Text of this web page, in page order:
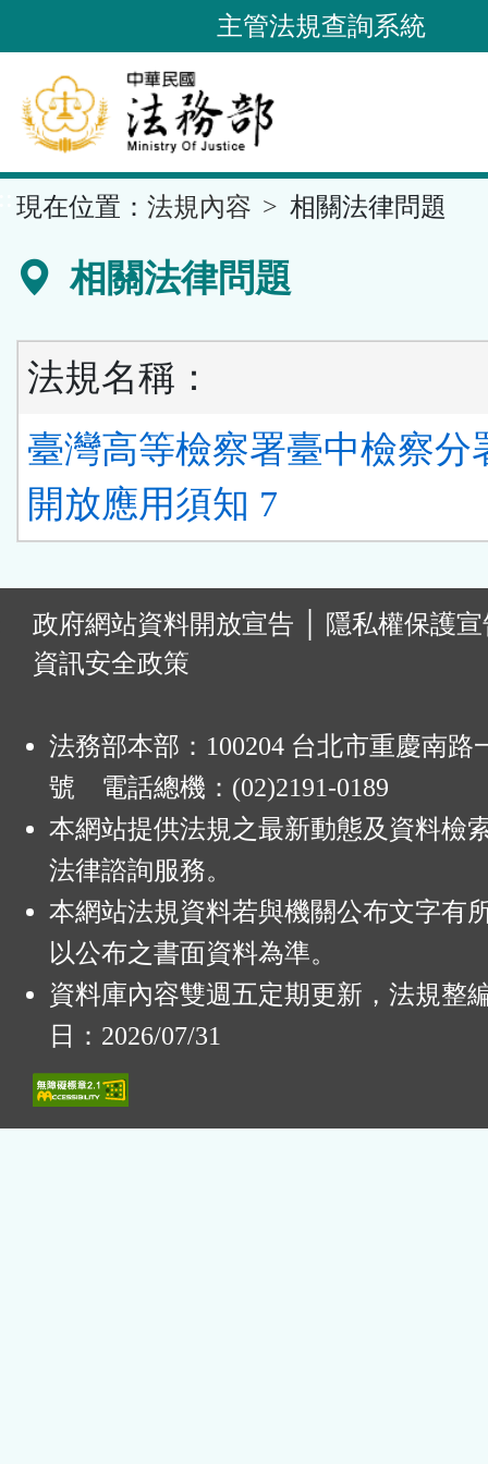
到
要
內
容
區
主管法規查詢系統
現在位置： 法規內容 相關法律問題
相關法律問題
法規名稱：
臺灣高等檢察署臺中檢察分
開放應用須知 7
政府網站資料開放宣告
隱私權保護
資訊安全政策
法務部本部：100204 台北市重慶南路
號 電話總機：(02)2191-0189
本網站提供法規之最新動態及資料檢
法律諮詢服務。
本網站法規資料若與機關公布文字有
以公布之書面資料為準。
資料庫內容雙週五定期更新，法規整
日：2026/07/31